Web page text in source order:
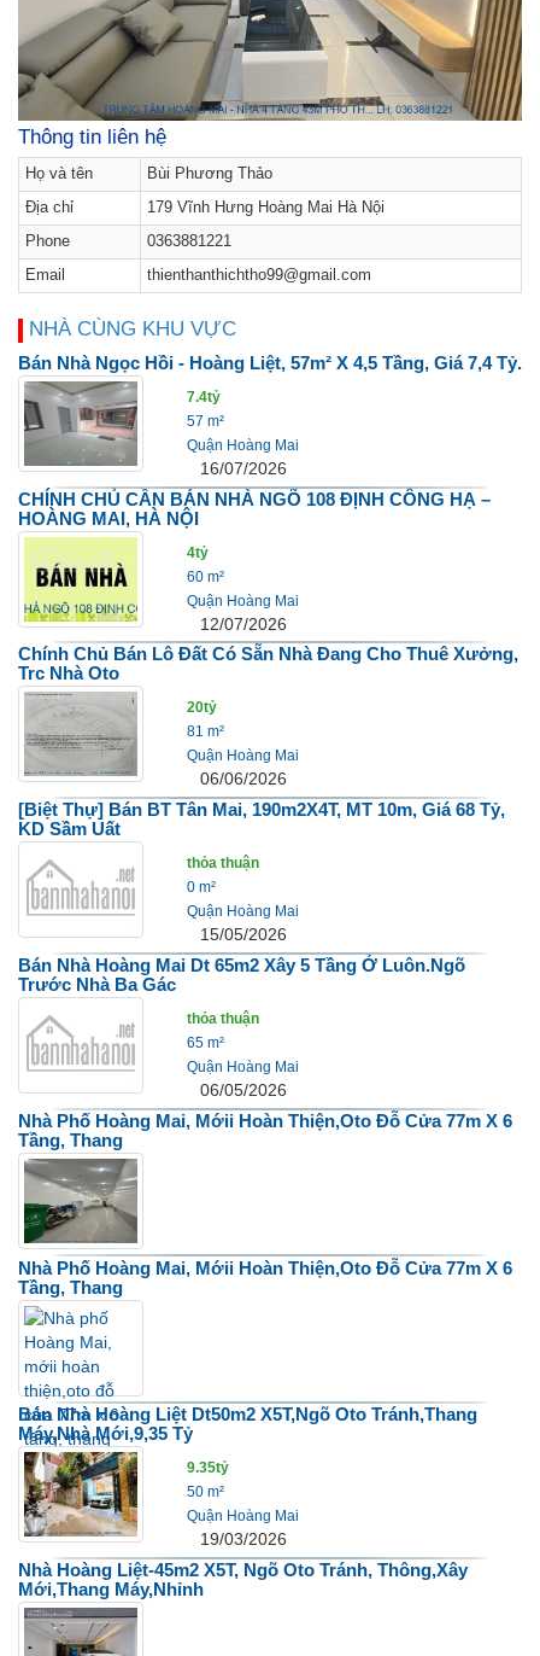
Thông tin liên hệ
Họ và tên
Bùi Phương Thảo
Địa chỉ
179 Vĩnh Hưng Hoàng Mai Hà Nội
Phone
0363881221
Email
thienthanthichtho99@gmail.com
NHÀ CÙNG KHU VỰC
Bán Nhà Ngọc Hồi - Hoàng Liệt, 57m² X 4,5 Tầng, Giá 7,4 Tỷ.
7.4tỷ
57 m²
Quận Hoàng Mai
16/07/2026
CHÍNH CHỦ CẦN BÁN NHÀ NGÕ 108 ĐỊNH CÔNG HẠ –
HOÀNG MAI, HÀ NỘI
4tỷ
60 m²
Quận Hoàng Mai
12/07/2026
Chính Chủ Bán Lô Đất Có Sẵn Nhà Đang Cho Thuê Xưởng,
Trc Nhà Oto
20tỷ
81 m²
Quận Hoàng Mai
06/06/2026
[Biệt Thự] Bán BT Tân Mai, 190m2X4T, MT 10m, Giá 68 Tỷ,
KD Sầm Uất
thỏa thuận
0 m²
Quận Hoàng Mai
15/05/2026
Bán Nhà Hoàng Mai Dt 65m2 Xây 5 Tầng Ở Luôn.ngõ
Trước Nhà Ba Gác
thỏa thuận
65 m²
Quận Hoàng Mai
06/05/2026
Nhà Phố Hoàng Mai, Mớii Hoàn Thiện,oto Đỗ Cửa 77m X 6
Tầng, Thang
Nhà Phố Hoàng Mai, Mớii Hoàn Thiện,oto Đỗ Cửa 77m X 6
Tầng, Thang
Bán Nhà Hoàng Liệt Dt50m2 X5T,ngõ Oto Tránh,thang
Máy,nhà Mới,9,35 Tỷ
9.35tỷ
50 m²
Quận Hoàng Mai
19/03/2026
Nhà Hoàng Liệt-45m2 X5T, Ngõ Oto Tránh, Thông,xây
Mới,thang Máy,nhỉnh